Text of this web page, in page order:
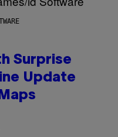
Surprise
Update